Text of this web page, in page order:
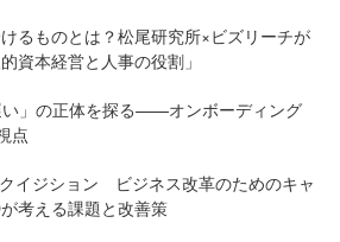
るものとは？松尾研究所×ビズリーチが
資本経営と人事の役割」
い」の正体を探る——オンボーディング
点
イジション ビジネス改革のためのキャ
考える課題と改善策